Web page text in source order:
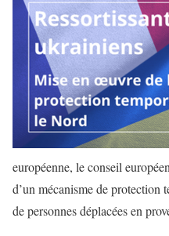
européenne, le conseil
d’un mécanisme de protection
de personnes déplacées en